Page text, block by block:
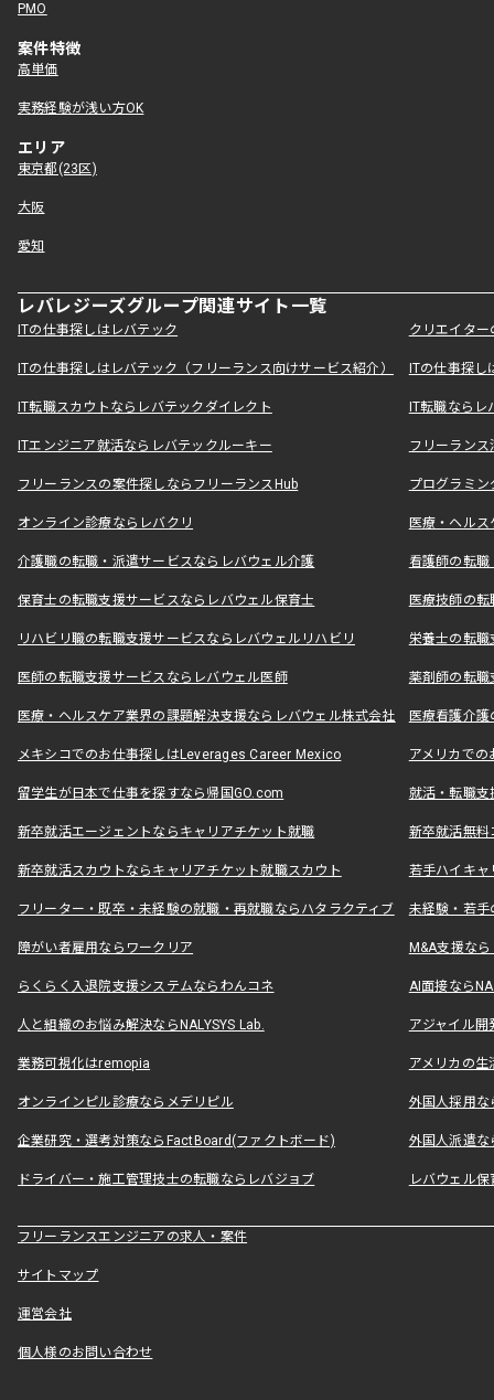
PMO
案件特徴
高単価
実務経験が浅い方OK
エリア
東京都(23区)
大阪
愛知
レバレジーズグループ関連サイト一覧
ITの仕事探しはレバテック クリエイタ
ITの仕事探しはレバテック（フリーランス向けサービス紹介） ITの仕事探
IT転職スカウトならレバテックダイレクト IT転職なら
ITエンジニア就活ならレバテックルーキー フリーラン
フリーランスの案件探しならフリーランスHub プログラミ
オンライン診療ならレバクリ 医療・ヘル
介護職の転職・派遣サービスならレバウェル介護 看護師の転
保育士の転職支援サービスならレバウェル保育士 医療技師の
リハビリ職の転職支援サービスならレバウェルリハビリ 栄養士の転
医師の転職支援サービスならレバウェル医師 薬剤師の転
医療・ヘルスケア業界の課題解決支援ならレバウェル株式会社 医療看護介
メキシコでのお仕事探しはLeverages Career Mexico アメリカで
留学生が日本で仕事を探すなら帰国GO.com 就活・転職
新卒就活エージェントならキャリアチケット就職 新卒就活無料
新卒就活スカウトならキャリアチケット就職スカウト 若手ハイキ
フリーター・既卒・未経験の就職・再就職ならハタラクティブ 未経験・若手
障がい者雇用ならワークリア M&A支援な
らくらく入退院支援システムならわんコネ AI面接なら
人と組織のお悩み解決ならNALYSYS Lab. アジャイル
業務可視化はremopia アメリカの
オンラインピル診療ならメデリピル 外国人採用
企業研究・選考対策ならFactBoard(ファクトボード) 外国人派遣な
ドライバー・施工管理技士の転職ならレバジョブ レバウェル
フリーランスエンジニアの求人・案件
サイトマップ
運営会社
個人様のお問い合わせ